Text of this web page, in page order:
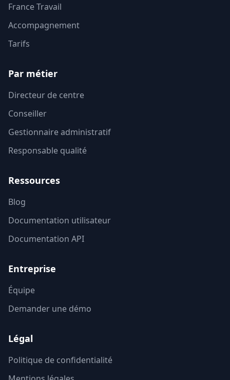
France Travail
Accompagnement
Tarifs
Par métier
Directeur de centre
Conseiller
Gestionnaire administratif
Responsable qualité
Ressources
Blog
Documentation utilisateur
Documentation API
Entreprise
Équipe
Demander une démo
Légal
Politique de confidentialité